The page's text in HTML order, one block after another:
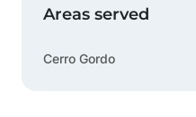
Areas served
Cerro Gordo